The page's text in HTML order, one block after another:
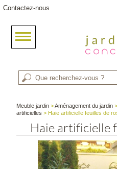
Contactez-nous
Meuble jardin >Aménagement du jardin
artificielles > Haie artificielle feuilles de
Haie artificielle